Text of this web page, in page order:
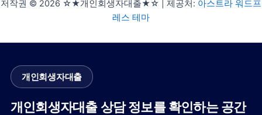
저작권 © 2026 ☆★개인회생자대출★☆ | 제공처: 아스트라 워드프
레스 테마
개인회생자대출
개인회생자대출 상담 정보를 확인하는 공간